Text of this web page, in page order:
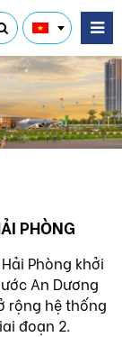
PHÒNG
Phòng khởi
An Dương
rộng hệ thống
đoạn 2.